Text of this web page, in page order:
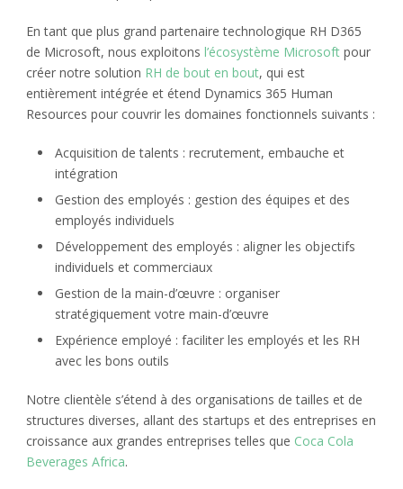
En tant que plus grand partenaire technologique RH D365
de Microsoft, nous exploitons l’écosystème Microsoft pour
créer notre solution RH de bout en bout, qui est
entièrement intégrée et étend Dynamics 365 Human
Resources pour couvrir les domaines fonctionnels suivants :
Acquisition de talents : recrutement, embauche et
intégration
Gestion des employés : gestion des équipes et des
employés individuels
Développement des employés : aligner les objectifs
individuels et commerciaux
Gestion de la main-d’œuvre : organiser
stratégiquement votre main-d’œuvre
Expérience employé : faciliter les employés et les RH
avec les bons outils
Notre clientèle s’étend à des organisations de tailles et de
structures diverses, allant des startups et des entreprises en
croissance aux grandes entreprises telles que Coca Cola
Beverages Africa.